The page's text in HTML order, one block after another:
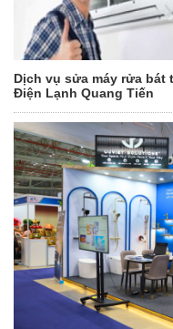
Dịch vụ sửa máy rửa bát
Điện Lạnh Quang Tiến